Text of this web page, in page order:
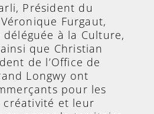
Président du
Furgaut,
à la Culture,
que Christian
de l’Office de
Longwy ont
pour les
et leur